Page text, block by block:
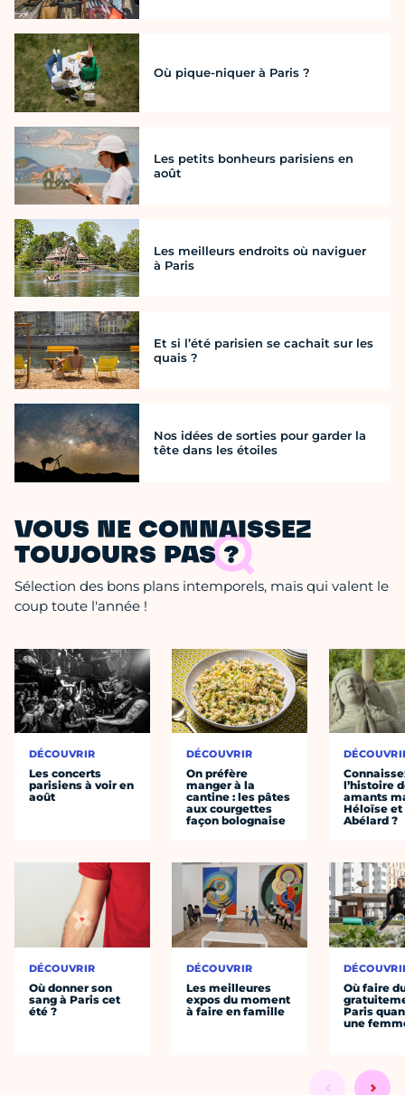
Où pique-niquer à Paris ?
Les petits bonheurs parisiens en
août
Les meilleurs endroits où naviguer
à Paris
Et si l’été parisien se cachait sur les
quais ?
Nos idées de sorties pour garder la
tête dans les étoiles
VOUS NE CONNAISSEZ
TOUJOURS PAS ?
Sélection des bons plans intemporels, mais qui valent le
coup toute l'année !
DÉCOUVRIR
Les concerts
parisiens à voir en
août
DÉCOUVRIR
Où donner son
sang à Paris cet
été ?
DÉCOUVRIR
On préfère
manger à la
cantine : les pâtes
aux courgettes
façon bolognaise
DÉCOUVRIR
Les meilleures
expos du moment
à faire en famille
l’histoire
amants
Héloïse et
Abélard ?
Où faire
Paris
une